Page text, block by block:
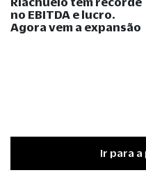
no EBITDA e lucro.
Agora vem a expansão
Ir para a